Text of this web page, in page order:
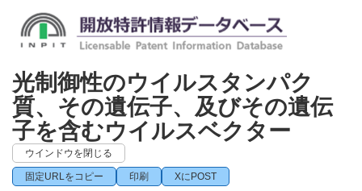
光制御性のウイルスタンパク
質、その遺伝子、及びその遺伝
子を含むウイルスベクター
ウインドウを閉じる
固定URLをコピー 印刷 XにPOST